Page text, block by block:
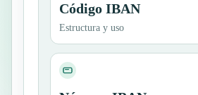
Código IBAN
Estructura y uso